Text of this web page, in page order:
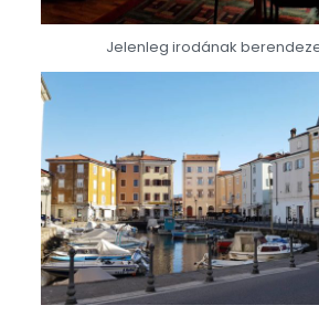
Jelenleg irodának